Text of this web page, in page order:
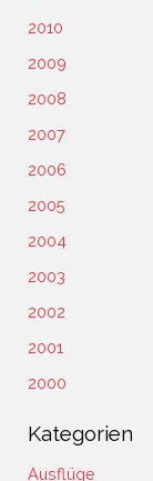
2010
2009
2008
2007
2006
2005
2004
2003
2002
2001
2000
Kategorien
Ausflüge